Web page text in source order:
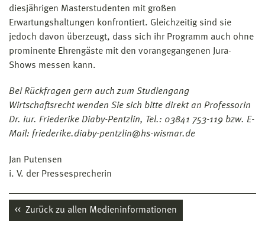
diesjährigen Masterstudenten mit großen
Erwartungshaltungen konfrontiert. Gleichzeitig sind sie
jedoch davon überzeugt, dass sich ihr Programm auch ohne
prominente Ehrengäste mit den vorangegangenen Jura-
Shows messen kann.
Bei Rückfragen gern auch zum Studiengang
Wirtschaftsrecht wenden Sie sich bitte direkt an Professorin
Dr. iur. Friederike Diaby-Pentzlin, Tel.: 03841 753-119 bzw. E-
Mail: friederike.diaby-pentzlin@hs-wismar.de
Jan Putensen
i. V. der Pressesprecherin
Zurück zu allen Medieninformationen